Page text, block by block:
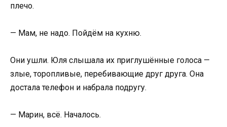
плечо.
— Мам, не надо. Пойдём на кухню.
Они ушли. Юля слышала их приглушённые голоса —
злые, торопливые, перебивающие друг друга. Она
достала телефон и набрала подругу.
— Марин, всё. Началось.